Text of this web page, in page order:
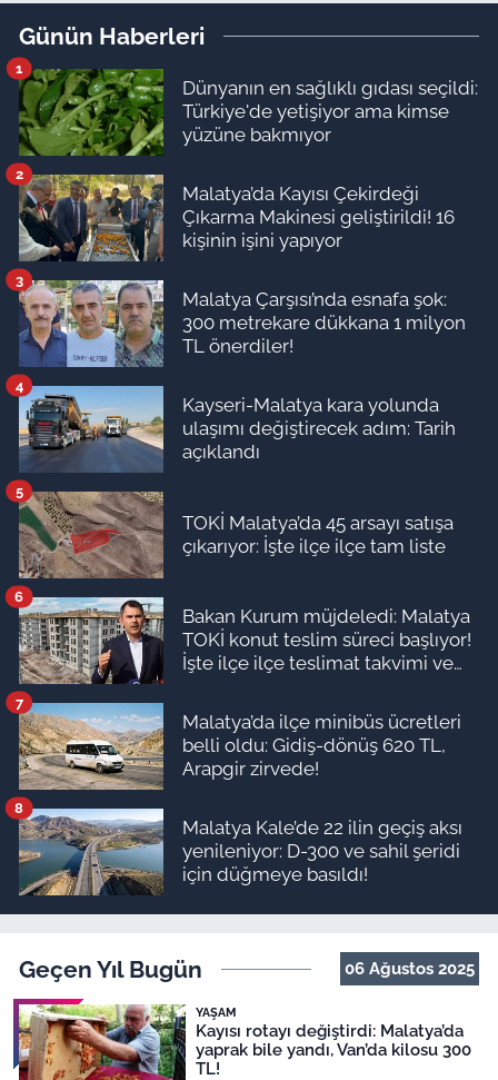
Günün Haberleri
Dünyanın en sağlıklı gıdası seçildi:
Türkiye'de yetişiyor ama kimse
yüzüne bakmıyor
1
Malatya’da Kayısı Çekirdeği
Çıkarma Makinesi geliştirildi! 16
kişinin işini yapıyor
2
Malatya Çarşısı’nda esnafa şok:
300 metrekare dükkana 1 milyon
TL önerdiler!
3
Kayseri-Malatya kara yolunda
ulaşımı değiştirecek adım: Tarih
açıklandı
4
TOKİ Malatya’da 45 arsayı satışa
çıkarıyor: İşte ilçe ilçe tam liste
5
Bakan Kurum müjdeledi: Malatya
TOKİ konut teslim süreci başlıyor!
İşte ilçe ilçe teslimat takvimi ve
6
Malatya’da ilçe minibüs ücretleri
belli oldu: Gidiş-dönüş 620 TL,
Arapgir zirvede!
7
Malatya Kale’de 22 ilin geçiş aksı
yenileniyor: D-300 ve sahil şeridi
için düğmeye basıldı!
8
Geçen Yıl Bugün 06 Ağustos 2025
YAŞAM
Kayısı rotayı değiştirdi: Malatya’da
yaprak bile yandı, Van’da kilosu 300
TL!